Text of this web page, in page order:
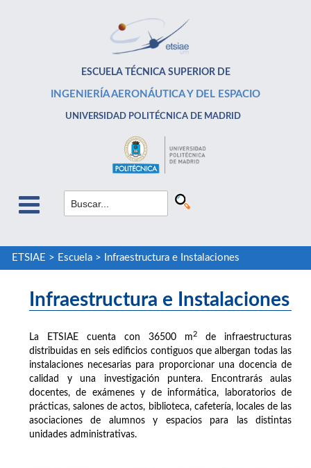
ESCUELA TÉCNICA SUPERIOR DE
INGENIERÍA AERONÁUTICA Y DEL ESPACIO
UNIVERSIDAD POLITÉCNICA DE MADRID
ETSIAE > Escuela> Infraestructura e Instalaciones
Infraestructura e Instalaciones
La ETSIAE cuenta con 36500 m2
de infraestructuras
distribuidas en seis edificios contiguos que albergan todas las
instalaciones necesarias para proporcionar una docencia de
calidad y una investigación puntera. Encontrarás aulas
docentes, de exámenes y de informática, laboratorios de
prácticas, salones de actos, biblioteca, cafetería, locales de las
asociaciones de alumnos y espacios para las distintas
unidades administrativas.